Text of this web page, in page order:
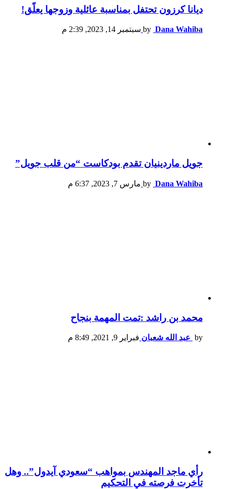
ديانا كرزون تحتفل بمناسبة عائلية وزوجها يعلّق!
by Dana Wahiba سبتمبر 14, 2023, 2:39 م
جويل ماردينيان تقدم بودكاست “من قلب جويل”
by Dana Wahiba مارس 7, 2023, 6:37 م
محمد بن راشد :تمت المهمة بنجاح
by عبد الله شعبان فبراير 9, 2021, 8:49 م
رأي ماجد المهندس بمواهب “سعودي آيدول”.. وهل
تأخرت فرصته في التحكيم